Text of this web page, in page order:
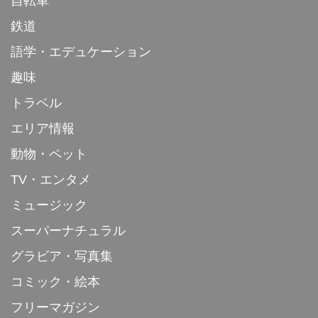
鉄道
語学・エデュケーション
趣味
トラベル
エリア情報
動物・ペット
TV・エンタメ
ミュージック
スーパーナチュラル
グラビア・写真集
コミック・絵本
フリーマガジン